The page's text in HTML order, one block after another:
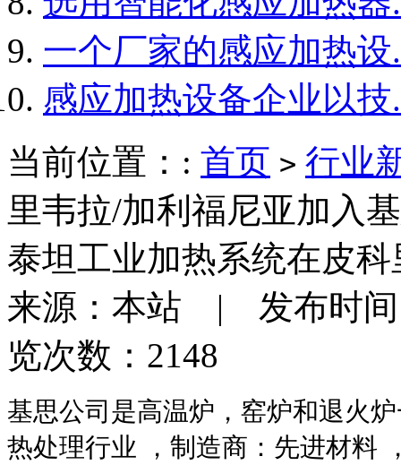
一个厂家的感应加热设
感应加热设备企业以技
当前位置：: 首页 > 行业
里韦拉/加利福尼亚加入
泰坦工业加热系统在皮
来源：本站 | 发布时间
览次数：2148
基思公司是高温炉，窑炉和退火
热处理行业
，制造商：先进材料